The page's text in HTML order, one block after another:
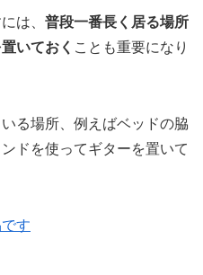
は、 普段一番長く居る場所
いておく ことも重要になり
る場所、例えばベッドの脇
ドを使ってギターを置いて
す